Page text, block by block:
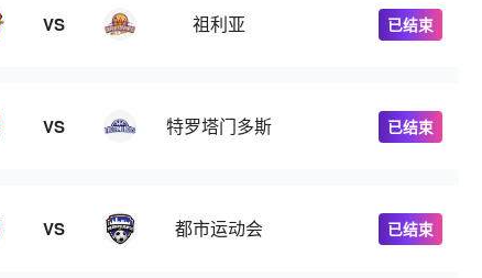
VS 祖利亚 已结束
VS 特罗塔门多斯 已结束
VS 都市运动会 已结束